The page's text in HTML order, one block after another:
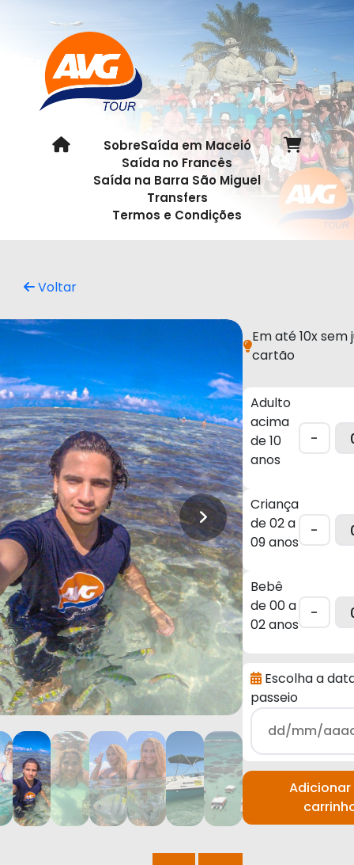
SobreSaída em Maceió
Saída no Francês
Saída na Barra São Miguel
Transfers
Termos e Condições
Voltar
Em até 10x sem
cartão
Adulto
acima
de 10
anos
-
Criança
de 02 a
09 anos
-
Bebê
de 00 a
02 anos
-
Escolha a
passeio